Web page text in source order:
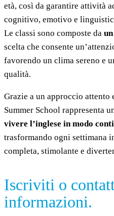
età, così da garantire attività
cognitivo, emotivo e
Le classi sono composte da
scelta che consente
favorendo un clima sereno e
qualità.
Grazie a un approccio attento
Summer School rappresenta
vivere l’inglese in modo
trasformando ogni settimana
completa, stimolante e
Iscriviti o
informazioni.